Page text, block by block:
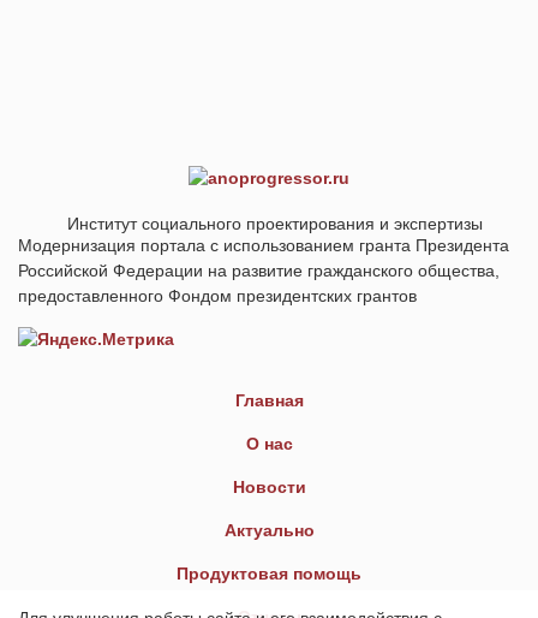
Институт социального проектирования и экспертизы
Модернизация портала с использованием гранта Президента
Российской Федерации на развитие гражданского общества,
предоставленного Фондом президентских грантов
Главная
О нас
Новости
Актуально
Продуктовая помощь